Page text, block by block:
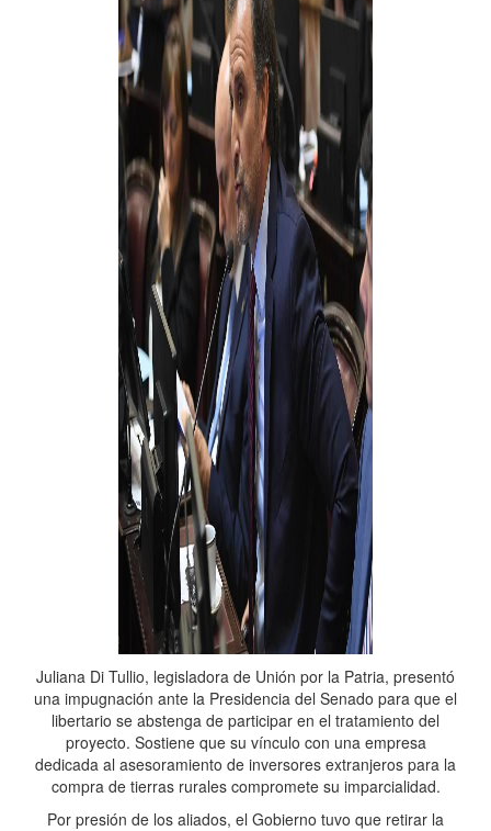
Juliana Di Tullio, legisladora de Unión por la Patria, presentó
una impugnación ante la Presidencia del Senado para que el
libertario se abstenga de participar en el tratamiento del
proyecto. Sostiene que su vínculo con una empresa
dedicada al asesoramiento de inversores extranjeros para la
compra de tierras rurales compromete su imparcialidad.
Por presión de los aliados, el Gobierno tuvo que retirar la